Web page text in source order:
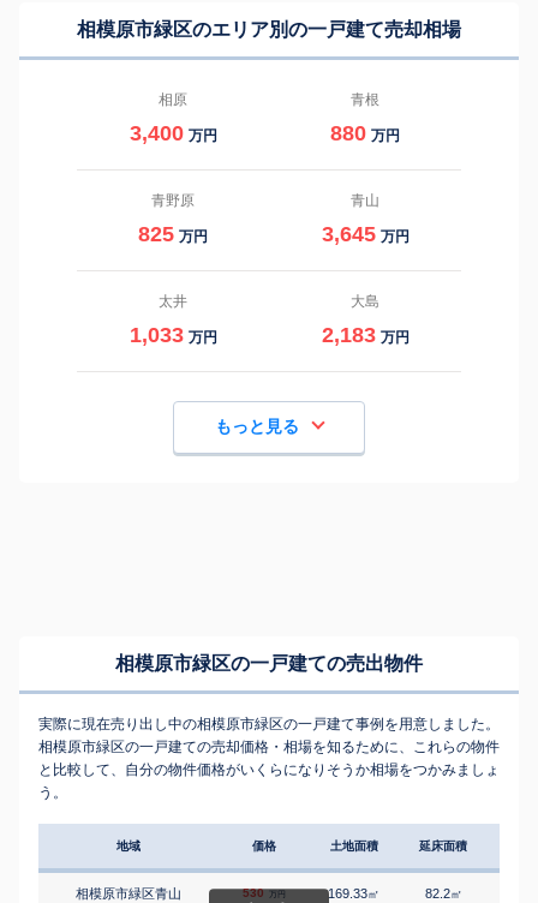
相模原市緑区のエリア別の一戸建て売却相場
相原
3,400 万円
青根
880 万円
青野原
825 万円
青山
3,645 万円
太井
1,033 万円
大島
2,183 万円
もっと見る
相模原市緑区の一戸建ての売出物件
実際に現在売り出し中の相模原市緑区の一戸建て事例を用意しました。
相模原市緑区の一戸建ての売却価格・相場を知るために、これらの物件
と比較して、自分の物件価格がいくらになりそうか相場をつかみましょ
う。
地域 価格 土地面積 延床面積
相模原市緑区青山 530 万円 169.33㎡ 82.2㎡